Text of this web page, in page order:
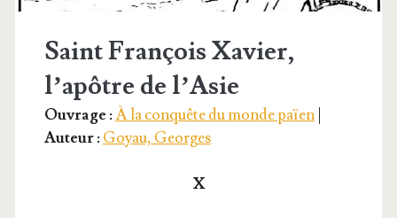
Solano</span>
Saint François Xavier,
l’apôtre de l’Asie
Ouvrage :À la conquête du monde païen|
Auteur :Goyau, Georges
X